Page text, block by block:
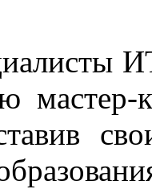
мастер-